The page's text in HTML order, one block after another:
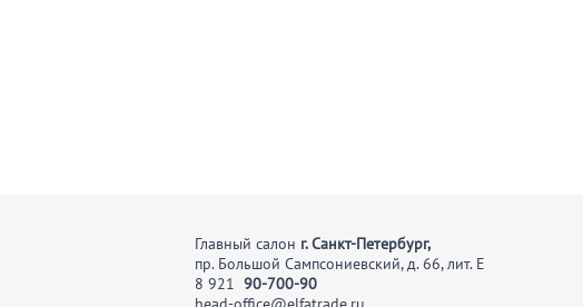
Главный салон г. Санкт-Петербург,
пр. Большой Сампсониевский, д. 66, лит. Е
8 921 90-700-90